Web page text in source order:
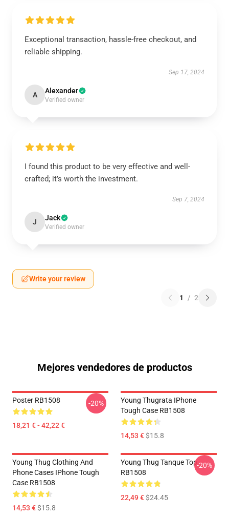
Exceptional transaction, hassle-free checkout, and
reliable shipping.
Sep 17, 2024
A Alexander
Verified owner
I found this product to be very effective and well-
crafted; it’s worth the investment.
Sep 7, 2024
J Jack
Verified owner
Write your review
1 / 2
Mejores vendedores de productos
Poster RB1508
18,21 € - 42,22 €
-20%
Young Thugrata IPhone
Tough Case RB1508
14,53 €$15.8
Young Thug Clothing And
Phone Cases IPhone Tough
Case RB1508
14,53 €$15.8
Young Thug Tanque Top
RB1508
22,49 €$24.45
-20%